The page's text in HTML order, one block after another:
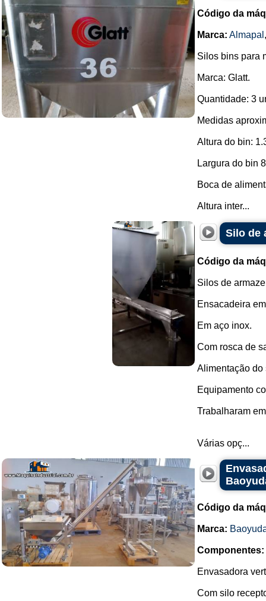
Código da
Marca: Almapal
Silos bins para
Marca: Glatt.
Quantidade: 3
Medidas
Altura do bin:
Largura do bin
Boca de
Altura inter...
Silo de
Código da
Silos de
Ensacadeira
Em aço inox.
Com rosca de
Alimentação do
Equipamento
Trabalharam
Várias opç...
Código da
Marca:
Componentes:
Envasadora
Com silo